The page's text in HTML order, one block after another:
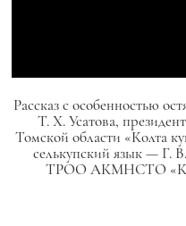
Рассказ с особенностью
Т. Х. Усатова,
Томской области «Колта
селькупский язык — Г.
ТРОО АКМНСТО